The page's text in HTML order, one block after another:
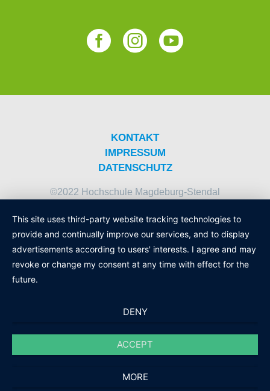
KONTAKT
IMPRESSUM
DATENSCHUTZ
©2022 Hochschule Magdeburg-Stendal
This site uses third-party website tracking technologies to
provide and continually improve our services, and to display
advertisements according to users' interests. I agree and may
revoke or change my consent at any time with effect for the
future.
DENY
ACCEPT
MORE